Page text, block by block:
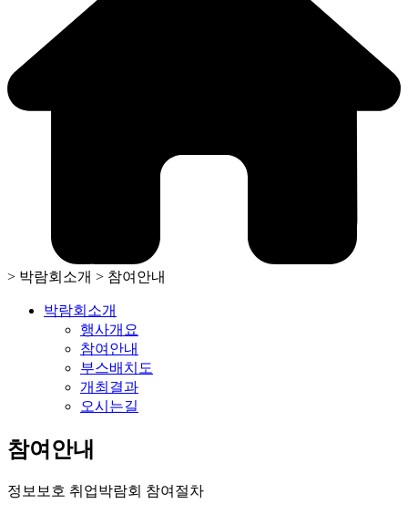
> 박람회소개 > 참여안내
박람회소개
행사개요
참여안내
부스배치도
개최결과
오시는길
참여안내
정보보호 취업박람회 참여절차